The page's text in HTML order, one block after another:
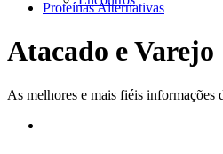
Proteínas Alternativas
Atacado e Varejo
As melhores e mais fiéis informações